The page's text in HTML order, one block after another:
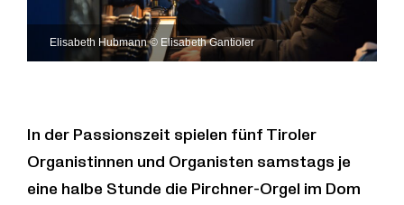
Elisabeth Hubmann © Elisabeth Gantioler
In der Passionszeit spielen fünf Tiroler
Organistinnen und Organisten samstags je
eine halbe Stunde die Pirchner-Orgel im Dom